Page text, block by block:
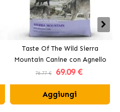
Taste Of The Wild Sierra
Mountain Canine con Agnello
76.77 € 69.09 €
Aggiungi